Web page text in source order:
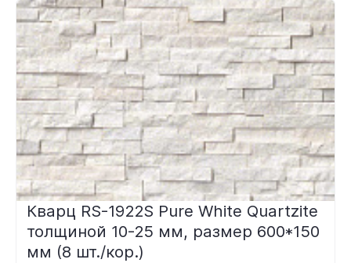
Кварц RS-1922S Pure White Quartzite
толщиной 10-25 мм, размер 600*150
мм (8 шт./кор.)